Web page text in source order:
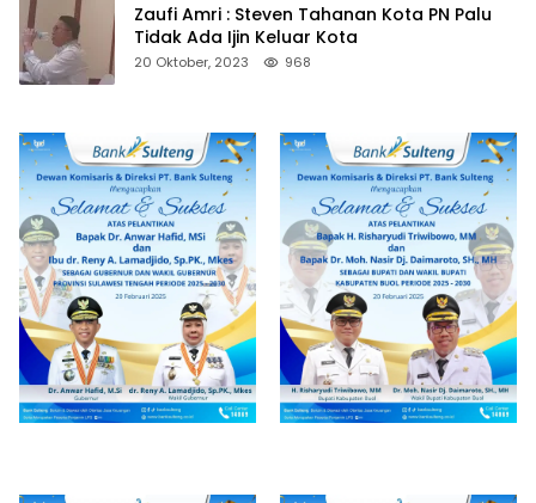
Zaufi Amri : Steven Tahanan Kota PN Palu
Tidak Ada Ijin Keluar Kota
20 Oktober, 2023 968